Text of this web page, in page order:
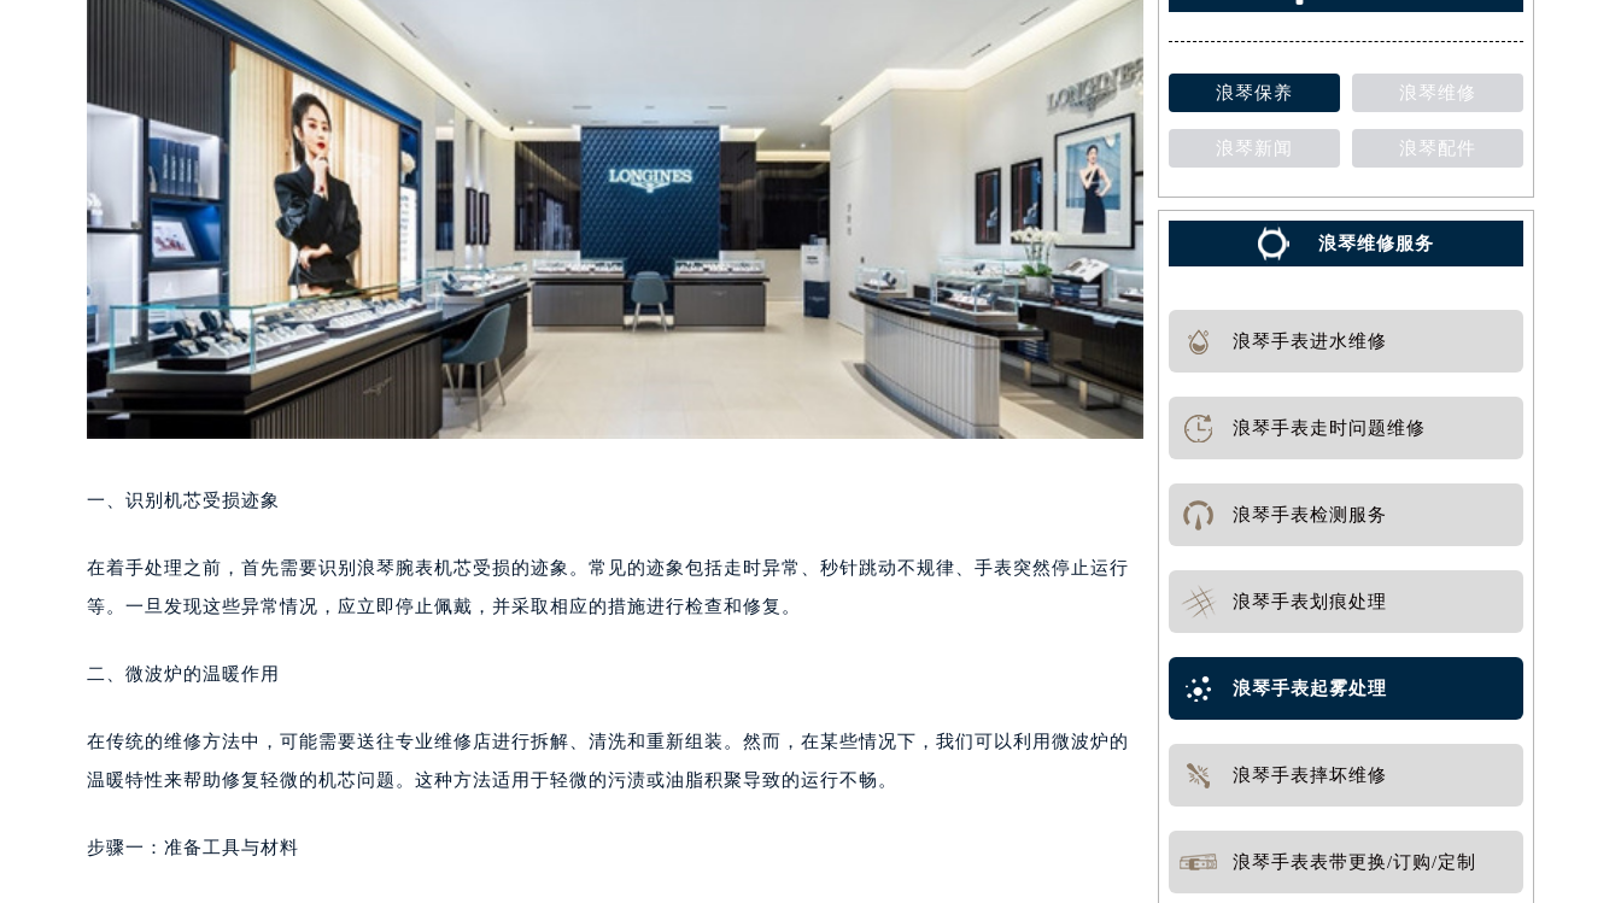
一、识别机芯受损迹象
在着手处理之前，首先需要识别浪琴腕表机芯受损的迹象。常见的迹象包括走时异常、秒针跳动不规律、手表突然停止运行
等。一旦发现这些异常情况，应立即停止佩戴，并采取相应的措施进行检查和修复。
二、微波炉的温暖作用
在传统的维修方法中，可能需要送往专业维修店进行拆解、清洗和重新组装。然而，在某些情况下，我们可以利用微波炉的
温暖特性来帮助修复轻微的机芯问题。这种方法适用于轻微的污渍或油脂积聚导致的运行不畅。
步骤一：准备工具与材料
浪琴保养 浪琴维修
浪琴新闻 浪琴配件
浪琴维修服务
浪琴手表进水维修
浪琴手表走时问题维修
浪琴手表检测服务
浪琴手表划痕处理
浪琴手表起雾处理
浪琴手表摔坏维修
浪琴手表表带更换/订购/定制